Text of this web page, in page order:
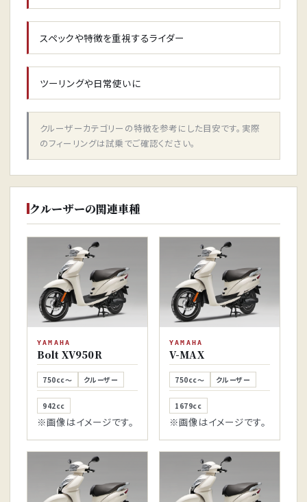
スペックや特徴を重視するライダー
ツーリングや日常使いに
クルーザーカテゴリーの特徴を参考にした目安です。実際
のフィーリングは試乗でご確認ください。
クルーザーの関連車種
YAMAHA
Bolt XV950R
750cc～ クルーザー
942cc
※画像はイメージです。
YAMAHA
V-MAX
750cc～ クルーザー
1679cc
※画像はイメージです。